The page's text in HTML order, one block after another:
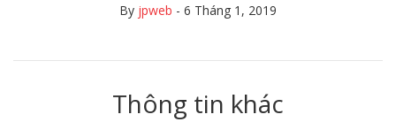
By jpweb - 6 Tháng 1, 2019
Thông tin khác